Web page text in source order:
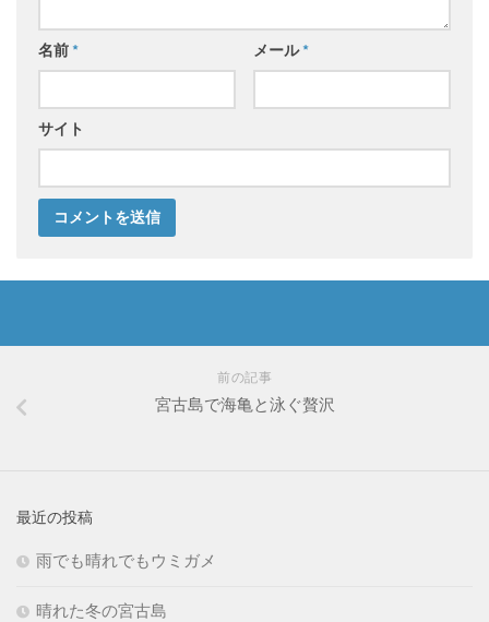
名前* メール*
サイト
前の記事
宮古島で海亀と泳ぐ贅沢
最近の投稿
雨でも晴れでもウミガメ
晴れた冬の宮古島